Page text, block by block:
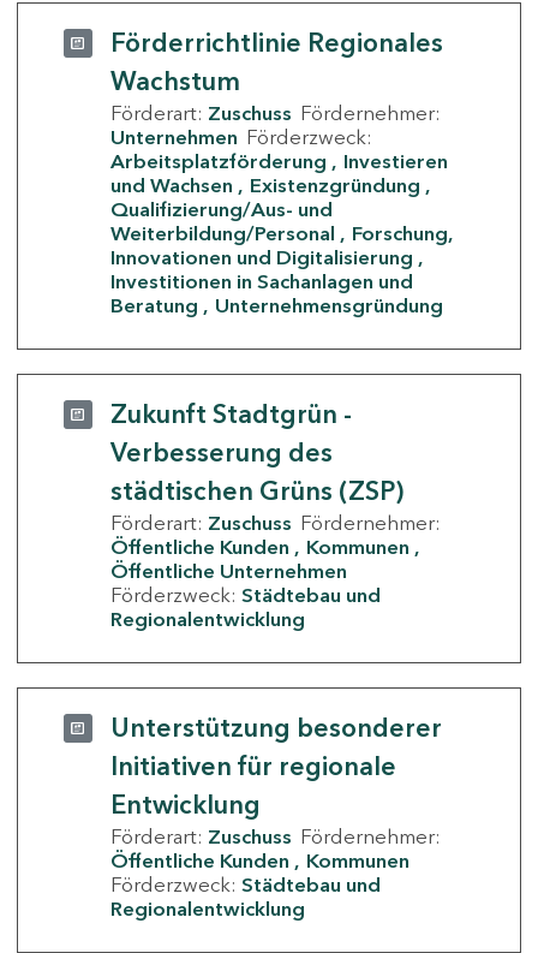
Förderrichtlinie Regionales
Wachstum
Förderart: Zuschuss Fördernehmer:
Unternehmen Förderzweck:
Arbeitsplatzförderung
Investieren
und Wachsen
Existenzgründung
Qualifizierung/Aus- und
Weiterbildung/Personal
Forschung,
Innovationen und Digitalisierung
Investitionen in Sachanlagen und
Beratung
Unternehmensgründung
Zukunft Stadtgrün -
Verbesserung des
städtischen Grüns (ZSP)
Förderart: Zuschuss Fördernehmer:
Öffentliche Kunden
Kommunen
Öffentliche Unternehmen
Förderzweck: Städtebau und
Regionalentwicklung
Unterstützung besonderer
Initiativen für regionale
Entwicklung
Förderart: Zuschuss Fördernehmer:
Öffentliche Kunden
Kommunen
Förderzweck: Städtebau und
Regionalentwicklung